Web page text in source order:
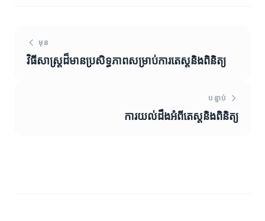
មុន
វិធីសាស្រ្តដ៏មានប្រសិទ្ធភាពសម្រាប់ការតេស្តនិងពិនិត្យ
បន្ទាប់
ការយល់ដឹងអំពីតេស្តនិងពិនិត្យ